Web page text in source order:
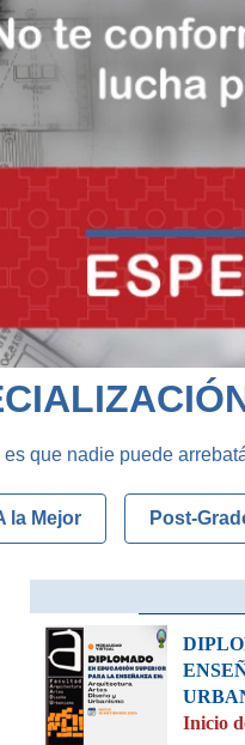
que nadie puede
la Mejor Post-
Inicio